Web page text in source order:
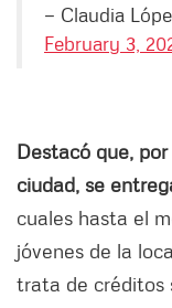
— Claudia
February 3,
Destacó que,
ciudad, se
cuales hasta el
jóvenes de la
trata de créditos